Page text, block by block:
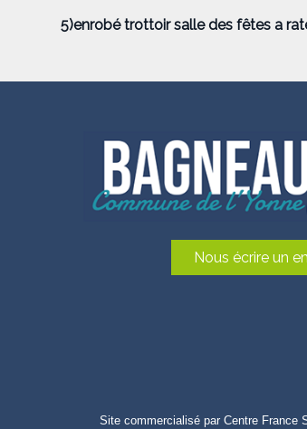
5)enrobé trottoir salle des fêtes a
Nous écrire un
Site commercialisé par Centre France